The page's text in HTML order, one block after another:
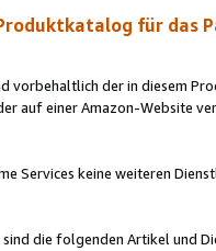
für das
vorbehaltlich der in diesem
auf einer Amazon-Website
Services keine weiteren
die folgenden Artikel und